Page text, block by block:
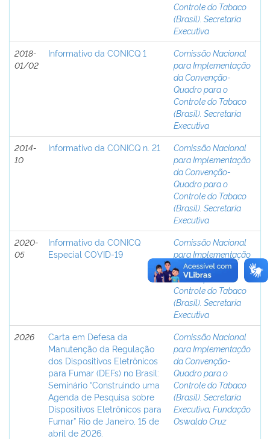
Controle do Tabaco
(Brasil). Secretaria
Executiva
2018-
01/02
Informativo da CONICQ 1
Comissão Nacional
para Implementação
da Convenção-
Quadro para o
Controle do Tabaco
(Brasil). Secretaria
Executiva
2014-
10
Informativo da CONICQ n. 21
Comissão Nacional
para Implementação
da Convenção-
Quadro para o
Controle do Tabaco
(Brasil). Secretaria
Executiva
2020-
05
Informativo da CONICQ
Especial COVID-19
Comissão Nacional
para Implementação
da Convenção-
Quadro para o
Controle do Tabaco
(Brasil). Secretaria
Executiva
2026
Carta em Defesa da
Manutenção da Regulação
dos Dispositivos Eletrônicos
para Fumar (DEFs) no Brasil:
Seminário “Construindo uma
Agenda de Pesquisa sobre
Dispositivos Eletrônicos para
Fumar” Rio de Janeiro, 15 de
abril de 2026.
Comissão Nacional
para Implementação
da Convenção-
Quadro para o
Controle do Tabaco
(Brasil). Secretaria
Executiva;Fundação
Oswaldo Cruz